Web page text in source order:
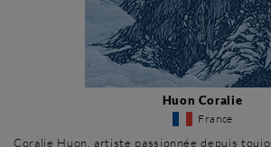
Huon Coralie
France
Coralie Huon, artiste passionnée depuis